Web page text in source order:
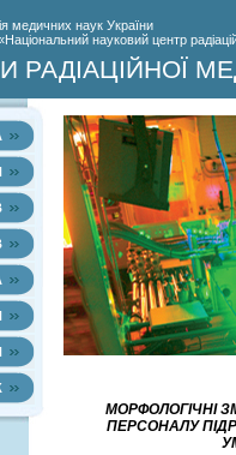
медичних наук України
науковий центр
РАДІАЦІЙНОЇ
МОРФОЛОГІЧНІ
ПЕРСОНАЛУ